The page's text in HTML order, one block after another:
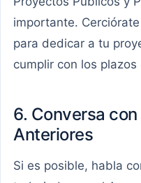
importante.
para dedicar a tu
cumplir con los
6. Conversa
Anteriores
Si es posible, habla